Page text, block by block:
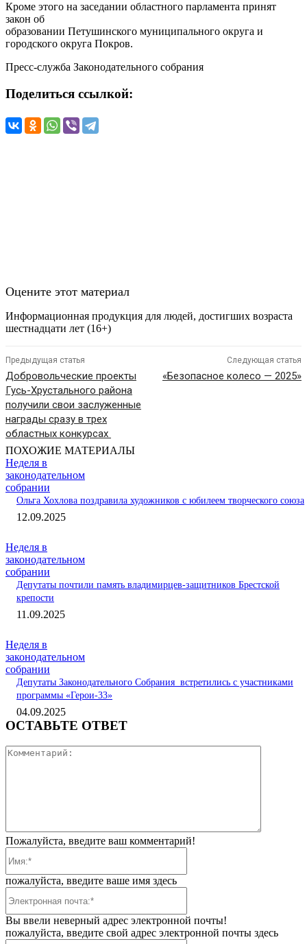
Кроме этого на заседании областного парламента принят
закон об
образовании Петушинского муниципального округа и
городского округа Покров.
Пресс-служба Законодательного собрания
Поделиться ссылкой:
Оцените этот материал
Информационная продукция для людей, достигших возраста
шестнадцати лет (16+)
Предыдущая статья
Добровольческие проекты
Гусь-Хрустального района
получили свои заслуженные
награды сразу в трех
областных конкурсах
Следующая статья
«Безопасное колесо — 2025»
ПОХОЖИЕ МАТЕРИАЛЫ
Неделя в
законодательном
собрании
Ольга Хохлова поздравила художников с юбилеем творческого союза
12.09.2025
Неделя в
законодательном
собрании
Депутаты почтили память владимирцев-защитников Брестской
крепости
11.09.2025
Неделя в
законодательном
собрании
Депутаты Законодательного Собрания встретились с участниками
программы «Герои-33»
04.09.2025
ОСТАВЬТЕ ОТВЕТ
Пожалуйста, введите ваш комментарий!
пожалуйста, введите ваше имя здесь
Вы ввели неверный адрес электронной почты!
пожалуйста, введите свой адрес электронной почты здесь